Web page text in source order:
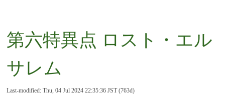
第六特異点 ロスト・エル
サレム
Last-modified: Thu, 04 Jul 2024 22:35:36 JST (763d)